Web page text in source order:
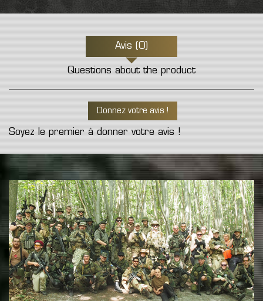
Avis (0)
Questions about the product
Donnez votre avis !
Soyez le premier à donner votre avis !